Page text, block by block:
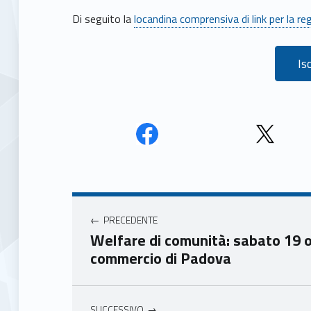
Di seguito lalocandina comprensiva di link per la
Unio
mer
e
Ven
Unio
e
Navigazione articoli
PRECEDENTE
Welfare di comunità: sabato 19
commercio di Padova